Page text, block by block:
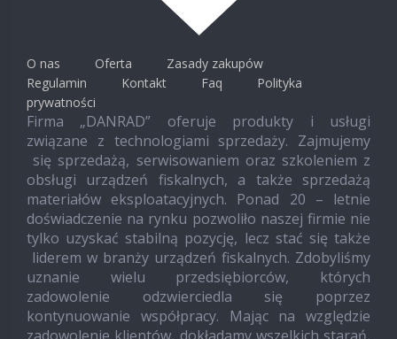
O nas Oferta
Zasady zakupów
Regulamin
Kontakt Faq
Polityka
prywatności
Firma „DANRAD” oferuje produkty i usługi
związane z technologiami sprzedaży. Zajmujemy
się sprzedażą, serwisowaniem oraz szkoleniem z
obsługi urządzeń fiskalnych, a także sprzedażą
materiałów eksploatacyjnych. Ponad 20 – letnie
doświadczenie na rynku pozwoliło naszej firmie nie
tylko uzyskać stabilną pozycję, lecz stać się także
liderem w branży urządzeń fiskalnych. Zdobyliśmy
uznanie wielu przedsiębiorców, których
zadowolenie odzwierciedla się poprzez
kontynuowanie współpracy. Mając na względzie